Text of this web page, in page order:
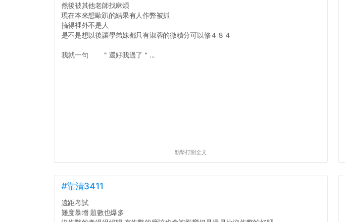
然後被其他老師找麻煩
現在本來想歐趴的結果有人作弊被抓
搞得裡外不是人
是不是想以後讓學弟妹都只有淑蓉的微積分可以修４８４
我就一句 ＂還好我過了＂...
點擊打開全文
#靠清3411
遠距考試
難度暴增 題數也爆多